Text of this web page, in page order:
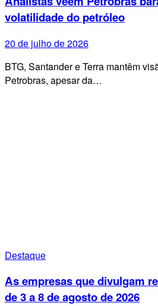
volatilidade do petróleo
20 de julho de 2026
BTG, Santander e Terra mantêm
Petrobras, apesar da…
Destaque
As empresas que divulgam
de 3 a 8 de agosto de 2026